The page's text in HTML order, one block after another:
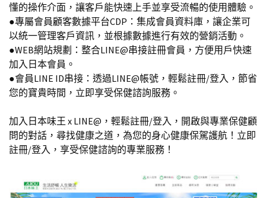
懂的操作介面，讓客戶能快速上手並享受流暢的使用體驗。
●專屬會員顧客數據平台CDP：集成會員資料庫，讓企業可
以統一管理客戶資訊，並根據數據進行有效的營銷活動。
●WEB網站規劃：整合LINE@串接註冊會員，方便用戶快速
加入日本會員。
●會員LINE ID串接：透過LINE@帳號，輕鬆註冊/登入，節省
您的寶貴時間，立即享受保健諮詢服務。
加入日本味王 x LINE@，輕鬆註冊/登入，開啟與專業保健顧
問的對話，尋找健康之道，為您的身心健康保駕護航！立即
註冊/登入，享受保健諮詢的專業服務！